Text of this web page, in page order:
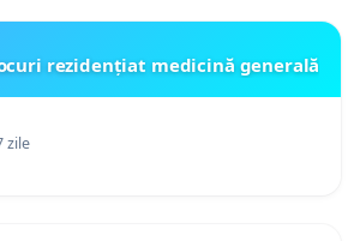
rezidențiat medicină generală
zile